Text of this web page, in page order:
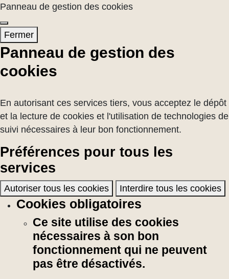
Panneau de gestion des cookies
Fermer
Panneau de gestion des
cookies
En autorisant ces services tiers, vous acceptez le dépôt
et la lecture de cookies et l'utilisation de technologies de
suivi nécessaires à leur bon fonctionnement.
Préférences pour tous les
services
Autoriser tous les cookies Interdire tous les cookies
Cookies obligatoires
Ce site utilise des cookies
nécessaires à son bon
fonctionnement qui ne peuvent
pas être désactivés.